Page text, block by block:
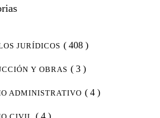
JURÍDICOS ( 408 )
Y OBRAS ( 3 )
ADMINISTRATIVO ( 4 )
( 4 )